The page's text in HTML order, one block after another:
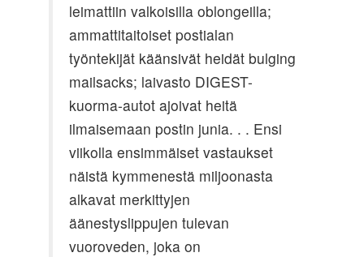
leimattiin valkoisilla oblongeilla;
ammattitaitoiset postialan
työntekijät käänsivät heidät bulging
mailsacks; laivasto DIGEST-
kuorma-autot ajoivat heitä
ilmaisemaan postin junia. . . Ensi
viikolla ensimmäiset vastaukset
näistä kymmenestä miljoonasta
alkavat merkittyjen
äänestyslippujen tulevan
vuoroveden, joka on